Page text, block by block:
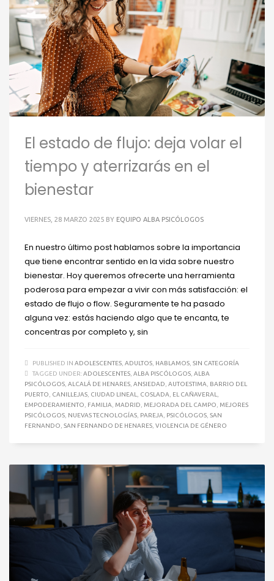
El estado de flujo: deja volar el
tiempo y aterrizarás en el
bienestar
VIERNES, 28 MARZO 2025 BY EQUIPO ALBA PSICÓLOGOS
En nuestro último post hablamos sobre la importancia
que tiene encontrar sentido en la vida sobre nuestro
bienestar. Hoy queremos ofrecerte una herramienta
poderosa para empezar a vivir con más satisfacción: el
estado de flujo o flow. Seguramente te ha pasado
alguna vez: estás haciendo algo que te encanta, te
concentras por completo y, sin
PUBLISHED IN ADOLESCENTES ADULTOS HABLAMOS SIN CATEGORÍA
TAGGED UNDER:ADOLESCENTES ALBA PISCÓLOGOS ALBA
PSICÓLOGOS ALCALÁ DE HENARES ANSIEDAD AUTOESTIMA
BARRIO DEL
PUERTO
CANILLEJAS CIUDAD LINEAL COSLADA EL CAÑAVERAL
EMPODERAMIENTO
FAMILIA MADRID MEJORADA DEL CAMPO
MEJORES
PSICÓLOGOS NUEVAS TECNOLOGÍAS PAREJA PSICÓLOGOS SAN
FERNANDO SAN FERNANDO DE HENARES VIOLENCIA DE GÉNERO